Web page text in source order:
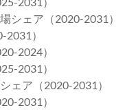
シェア（2020-2031）
）
2024）
2031）
ェア（2020-2031）
2031）